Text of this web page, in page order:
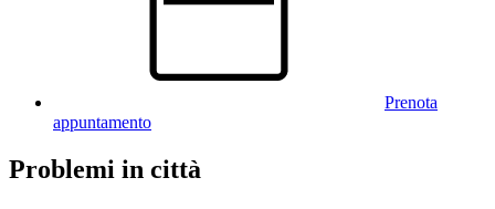
Prenota
appuntamento
Problemi in città